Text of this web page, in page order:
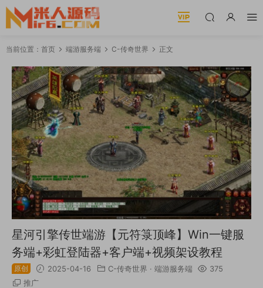
当前位置： 首页 端游服务端 C-传奇世界 正文
星河引擎传世端游【元符箓顶峰】Win一键服
务端+彩虹登陆器+客户端+视频架设教程
原创 2025-04-16 C-传奇世界 · 端游服务端
375
推广